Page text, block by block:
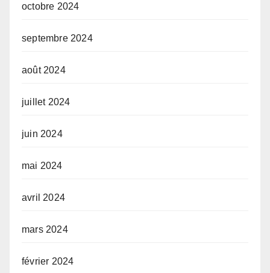
octobre 2024
septembre 2024
août 2024
juillet 2024
juin 2024
mai 2024
avril 2024
mars 2024
février 2024